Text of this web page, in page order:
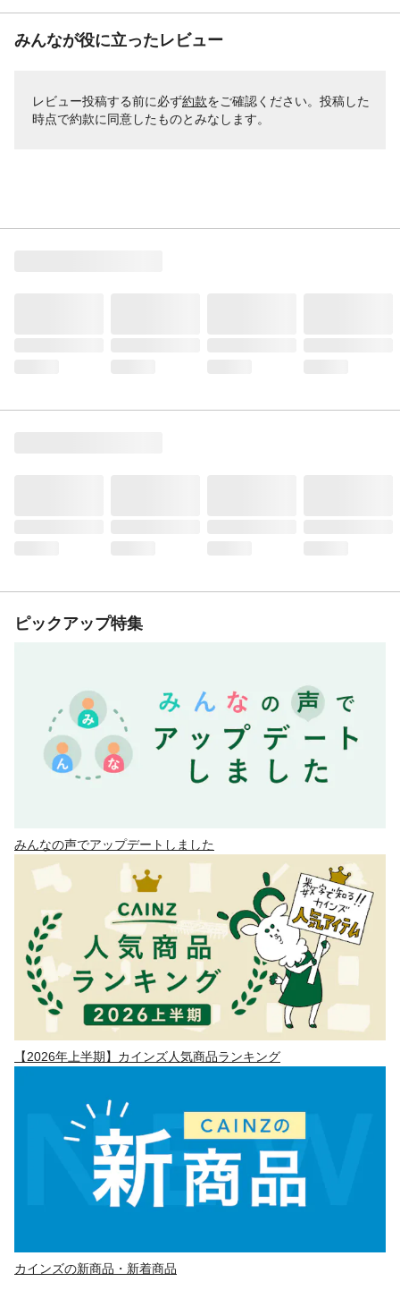
みんなが役に立ったレビュー
レビュー投稿する前に必ず約款をご確認ください。投稿した
時点で約款に同意したものとみなします。
ピックアップ特集
みんなの声でアップデートしました
【2026年上半期】カインズ人気商品ランキング
カインズの新商品・新着商品